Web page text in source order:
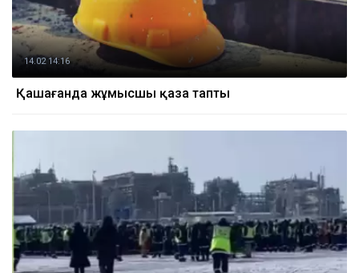
14.02 14:16
Қашағанда жұмысшы қаза тапты